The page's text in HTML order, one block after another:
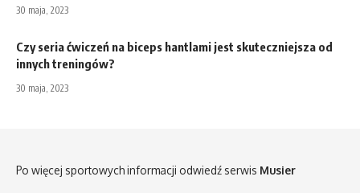
30 maja, 2023
Czy seria ćwiczeń na biceps hantlami jest skuteczniejsza od
innych treningów?
30 maja, 2023
Po więcej sportowych informacji odwiedź serwis Musier